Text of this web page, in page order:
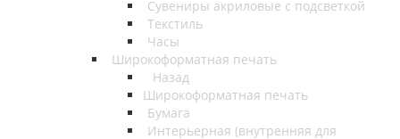
Сувениры акриловые с подсветкой
Текстиль
Часы
Широкоформатная печать
Назад
Широкоформатная печать
Бумага
Интерьерная (внутренняя для